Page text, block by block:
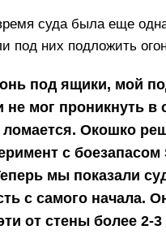
суда была еще
под них подложить
под ящики, мой
мог проникнуть в
ломается. Окошко
с боезапасом
мы показали
с самого начала.
от стены более